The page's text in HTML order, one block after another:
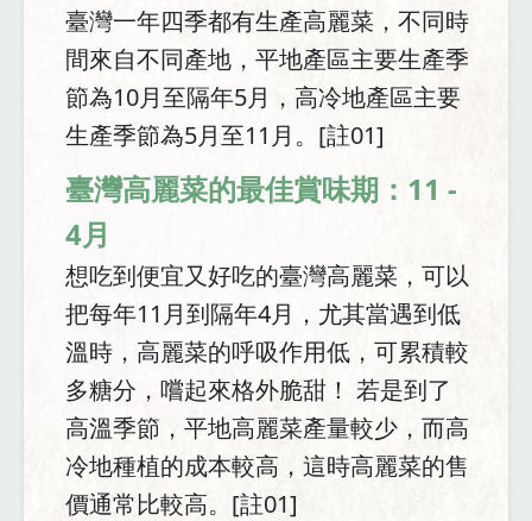
臺灣一年四季都有生產高麗菜，不同時
間來自不同產地，平地產區主要生產季
節為10月至隔年5月，高冷地產區主要
生產季節為5月至11月。[註01]
臺灣高麗菜的最佳賞味期：11 -
4月
想吃到便宜又好吃的臺灣高麗菜，可以
把每年11月到隔年4月，尤其當遇到低
溫時，高麗菜的呼吸作用低，可累積較
多糖分，嚐起來格外脆甜！ 若是到了
高溫季節，平地高麗菜產量較少，而高
冷地種植的成本較高，這時高麗菜的售
價通常比較高。[註01]